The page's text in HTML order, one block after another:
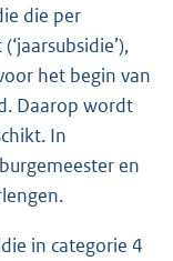
die per
het begin van
Daarop wordt
In
en
in categorie 4